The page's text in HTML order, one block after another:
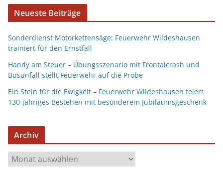
Neueste Beiträge
Sonderdienst Motorkettensäge: Feuerwehr Wildeshausen
trainiert für den Ernstfall
Handy am Steuer – Übungsszenario mit Frontalcrash und
Busunfall stellt Feuerwehr auf die Probe
Ein Stein für die Ewigkeit – Feuerwehr Wildeshausen feiert
130-jähriges Bestehen mit besonderem Jubiläumsgeschenk
Archiv